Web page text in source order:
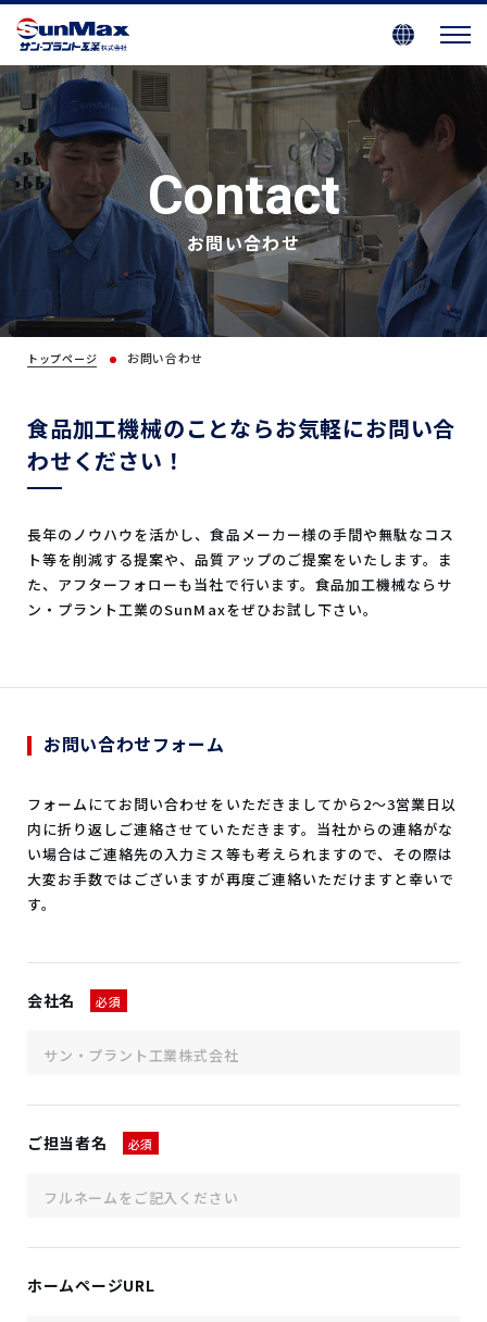
Contact
お問い合わせ
トップページ お問い合わせ
食品加工機械のことならお気軽にお問い合
わせください！
長年のノウハウを活かし、食品メーカー様の手間や無駄なコス
ト等を削減する提案や、品質アップのご提案をいたします。ま
た、アフターフォローも当社で行います。食品加工機械ならサ
ン・プラント工業のSunMaxをぜひお試し下さい。
お問い合わせフォーム
フォームにてお問い合わせをいただきましてから2～3営業日以
内に折り返しご連絡させていただきます。当社からの連絡がな
い場合はご連絡先の入力ミス等も考えられますので、その際は
大変お手数ではございますが再度ご連絡いただけますと幸いで
す。
会社名 必須
ご担当者名 必須
ホームページURL